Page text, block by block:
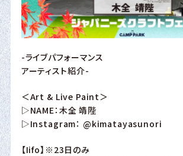
-ライブパフォーマンス
アーティスト紹介-
＜Art & Live Paint＞
▷NAME：木全 靖陛
▷Instagram： @kimatayasunori
【Iifo】※23日のみ